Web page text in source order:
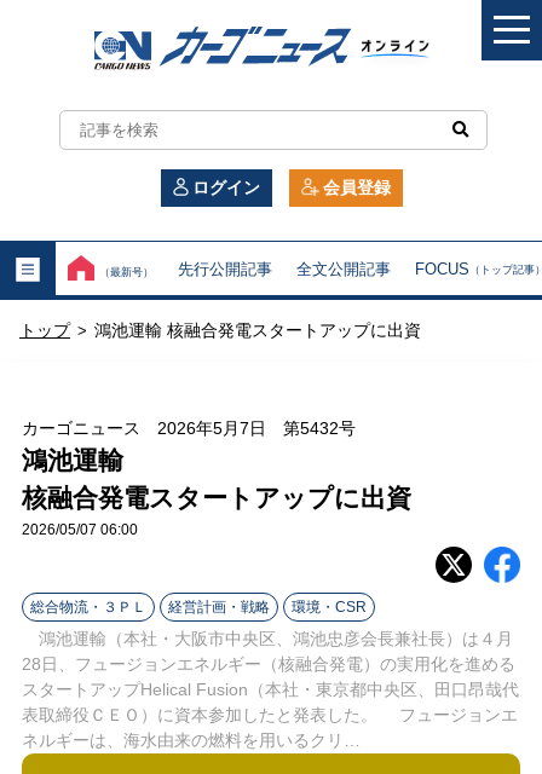
カ
ー
ニ
ュ
オ
ン
イ
ン
ログイン 会員登録
（最新号） 先行公開記事 全文公開記事 FOCUS （トップ記事
トップ > 鴻池運輸 核融合発電スタートアップに出資
カーゴニュース 2026年5月7日 第5432号
鴻池運輸
核融合発電スタートアップに出資
2026/05/07 06:00
総合物流・３ＰＬ 経営計画・戦略 環境・CSR
鴻池運輸（本社・大阪市中央区、鴻池忠彦会長兼社長）は４月
28日、フュージョンエネルギー（核融合発電）の実用化を進める
スタートアップHelical Fusion（本社・東京都中央区、田口昂哉代
表取締役ＣＥＯ）に資本参加したと発表した。 フュージョンエ
ネルギーは、海水由来の燃料を用いるクリ…